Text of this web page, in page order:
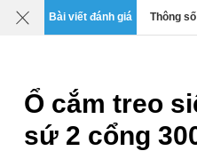
Mô tả Chi tiết Đánh giá
Bài viết đánh giá Thông
Ổ cắm treo
sứ 2 cổng